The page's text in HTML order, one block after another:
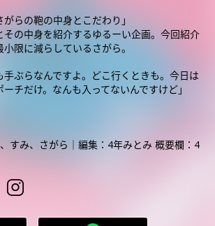
らの鞄の中身とこだわり」
その中身を紹介するゆるーい企画。今回紹介
限に減らしているさがら。
手ぶらなんですよ。どこ行くときも。今日は
チだけ。なんも入ってないんですけど」
、すみ、さがら｜編集：4年みとみ 概要欄：4